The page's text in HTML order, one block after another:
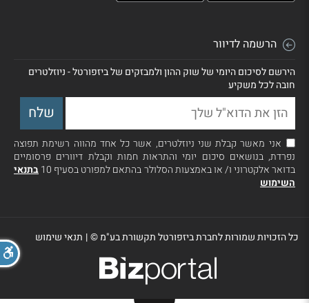
הרשמה לדיוור
הירשם לסיכום היומי של שוק ההון ולמבזקים של ביזפורטל - ניוזלטרים
חובה לכל משקיע
אני מאשר קבלת שני ניוזלטרים, אשר כל אחד מהווה רשימת תפוצה
נפרדת, בנושאים סיכום יומי והתראות חמות וקבלת דיוורים פרסומיים
בדואר אלקטרוני ו/ או באמצעות הסלולר בהתאם למפורט בסעיף 10
בתנאי
השימוש
כל הזכויות שמורות לחברת ביזפורטל תקשורת בע"מ ©| תנאי שימוש